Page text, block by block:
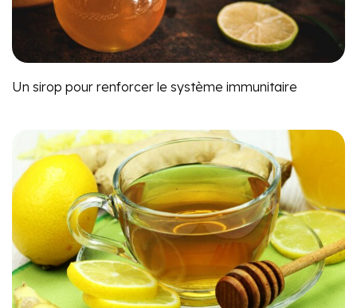
Un sirop pour renforcer le système immunitaire